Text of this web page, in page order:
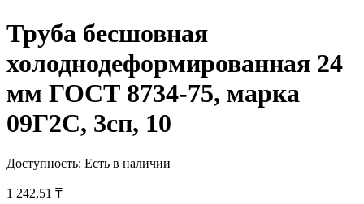
Труба бесшовная
холоднодеформированная 24
мм ГОСТ 8734-75, марка
09Г2С, 3сп, 10
Доступность: Есть в наличии
1 242,51 ₸